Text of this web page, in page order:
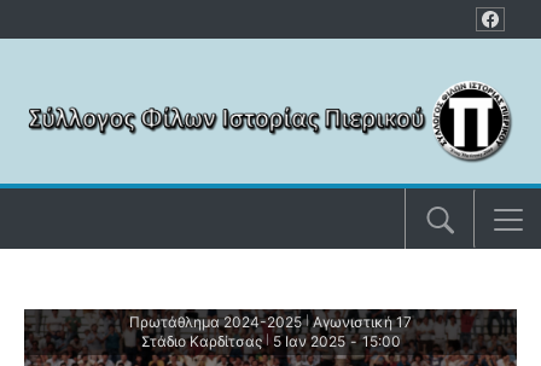
Πρωτάθλημα 2024-2025 | Αγωνιστική 17
Στάδιο Καρδίτσας
5 Ιαν 2025 - 15:00